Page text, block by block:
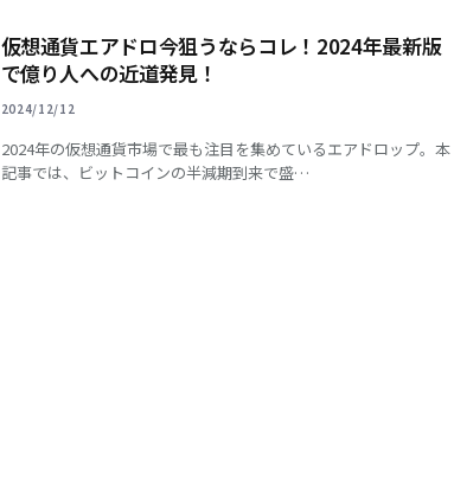
仮想通貨エアドロ今狙うならコレ！2024年最新版
で億り人への近道発見！
2024/12/12
2024年の仮想通貨市場で最も注目を集めているエアドロップ。本
記事では、ビットコインの半減期到来で盛…